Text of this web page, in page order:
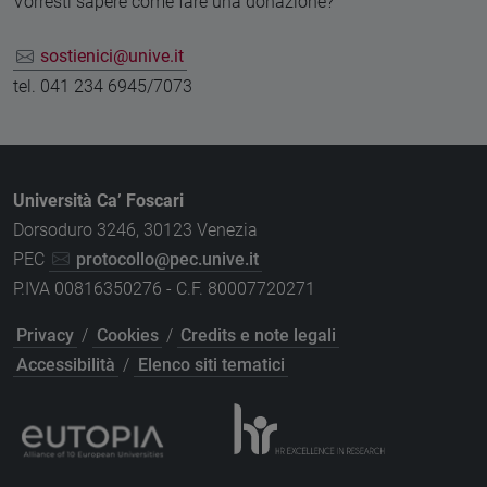
sostienici@unive.it
tel. 041 234 6945/7073
Università Ca’ Foscari
Dorsoduro 3246, 30123 Venezia
PEC
protocollo@pec.unive.it
P.IVA 00816350276 - C.F. 80007720271
Privacy / Cookies / Credits e note legali
Accessibilità / Elenco siti tematici